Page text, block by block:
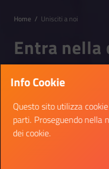
Home / Unisciti a noi
Entra nella
Info Cookie
Questo sito utilizza
parti. Proseguendo nella
dei cookie.